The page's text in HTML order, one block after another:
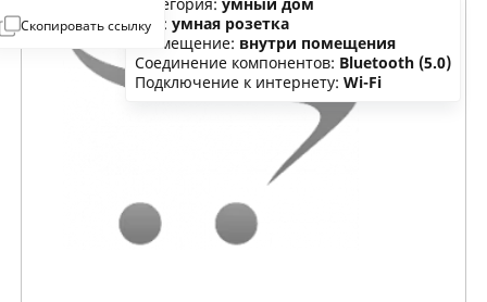
Скопировать ссылкуТип: умная розетка
Размещение: внутри помещения
Соединение компонентов: Bluetooth (5.0)
Подключение к интернету: Wi-Fi